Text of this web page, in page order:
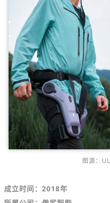
图源：
成立时间：2018年